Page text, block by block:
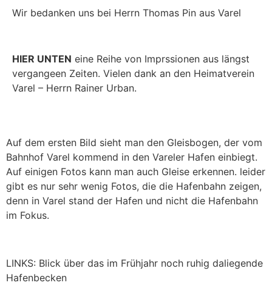
Wir bedanken uns bei Herrn Thomas Pin aus Varel
HIER UNTEN eine Reihe von Imprssionen aus längst
vergangeen Zeiten. Vielen dank an den Heimatverein
Varel – Herrn Rainer Urban.
Auf dem ersten Bild sieht man den Gleisbogen, der vom
Bahnhof Varel kommend in den Vareler Hafen einbiegt.
Auf einigen Fotos kann man auch Gleise erkennen. leider
gibt es nur sehr wenig Fotos, die die Hafenbahn zeigen,
denn in Varel stand der Hafen und nicht die Hafenbahn
im Fokus.
LINKS: Blick über das im Frühjahr noch ruhig daliegende
Hafenbecken